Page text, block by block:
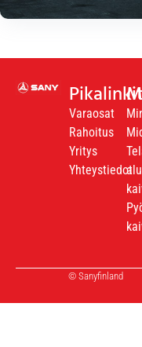
Pikalinkit
Varaosat
Rahoitus
Yritys
Yhteystiedot
© Sanyfinland